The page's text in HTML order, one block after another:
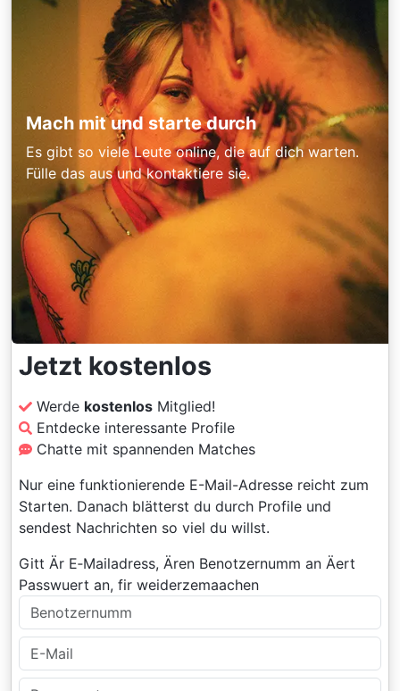
Mach mit und starte durch
Es gibt so viele Leute online, die auf dich warten.
Fülle das aus und kontaktiere sie.
Jetzt kostenlos
Werde kostenlos Mitglied!
Entdecke interessante Profile
Chatte mit spannenden Matches
Nur eine funktionierende E-Mail-Adresse reicht zum
Starten. Danach blätterst du durch Profile und
sendest Nachrichten so viel du willst.
Gitt Är E‑Mailadress, Ären Benotzernumm an Äert
Passwuert an, fir weiderzemaachen